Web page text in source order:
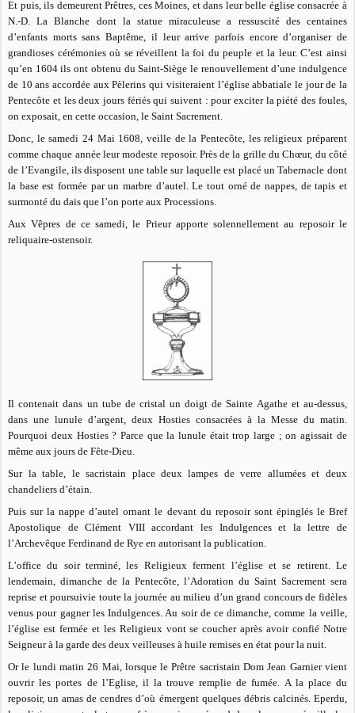
Et puis, ils demeurent Prêtres, ces Moines, et dans leur belle église consacrée à
N.-D. La Blanche dont la statue miraculeuse a ressuscité des centaines
d’enfants morts sans Baptême, il leur arrive parfois encore d’organiser de
grandioses cérémonies où se réveillent la foi du peuple et la leur. C’est ainsi
qu’en 1604 ils ont obtenu du Saint-Siège le renouvellement d’une indulgence
de 10 ans accordée aux Pèlerins qui visiteraient l’église abbatiale le jour de la
Pentecôte et les deux jours fériés qui suivent : pour exciter la piété des foules,
on exposait, en cette occasion, le Saint Sacrement.
Donc, le samedi 24 Mai 1608, veille de la Pentecôte, les religieux préparent
comme chaque année leur modeste reposoir. Près de la grille du Chœur, du côté
de l’Evangile, ils disposent une table sur laquelle est placé un Tabernacle dont
la base est formée par un marbre d’autel. Le tout orné de nappes, de tapis et
surmonté du dais que l’on porte aux Processions.
Aux Vêpres de ce samedi, le Prieur apporte solennellement au reposoir le
reliquaire-ostensoir.
Il contenait dans un tube de cristal un doigt de Sainte Agathe et au-dessus,
dans une lunule d’argent, deux Hosties consacrées à la Messe du matin.
Pourquoi deux Hosties ? Parce que la lunule était trop large ; on agissait de
même aux jours de Fête-Dieu.
Sur la table, le sacristain place deux lampes de verre allumées et deux
chandeliers d’étain.
Puis sur la nappe d’autel ornant le devant du reposoir sont épinglés le Bref
Apostolique de Clément VIII accordant les Indulgences et la lettre de
l’Archevêque Ferdinand de Rye en autorisant la publication.
L’office du soir terminé, les Religieux ferment l’église et se retirent. Le
lendemain, dimanche de la Pentecôte, l’Adoration du Saint Sacrement sera
reprise et poursuivie toute la journée au milieu d’un grand concours de fidèles
venus pour gagner les Indulgences. Au soir de ce dimanche, comme la veille,
l’église est fermée et les Religieux vont se coucher après avoir confié Notre
Seigneur à la garde des deux veilleuses à huile remises en état pour la nuit.
Or le lundi matin 26 Mai, lorsque le Prêtre sacristain Dom Jean Garnier vient
ouvrir les portes de l’Eglise, il la trouve remplie de fumée. A la place du
reposoir, un amas de cendres d’où émergent quelques débris calcinés. Eperdu,